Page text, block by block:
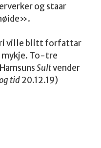
og staar
ville blitt forfattar
mykje. To-tre
Sultvender
tid20.12.19)